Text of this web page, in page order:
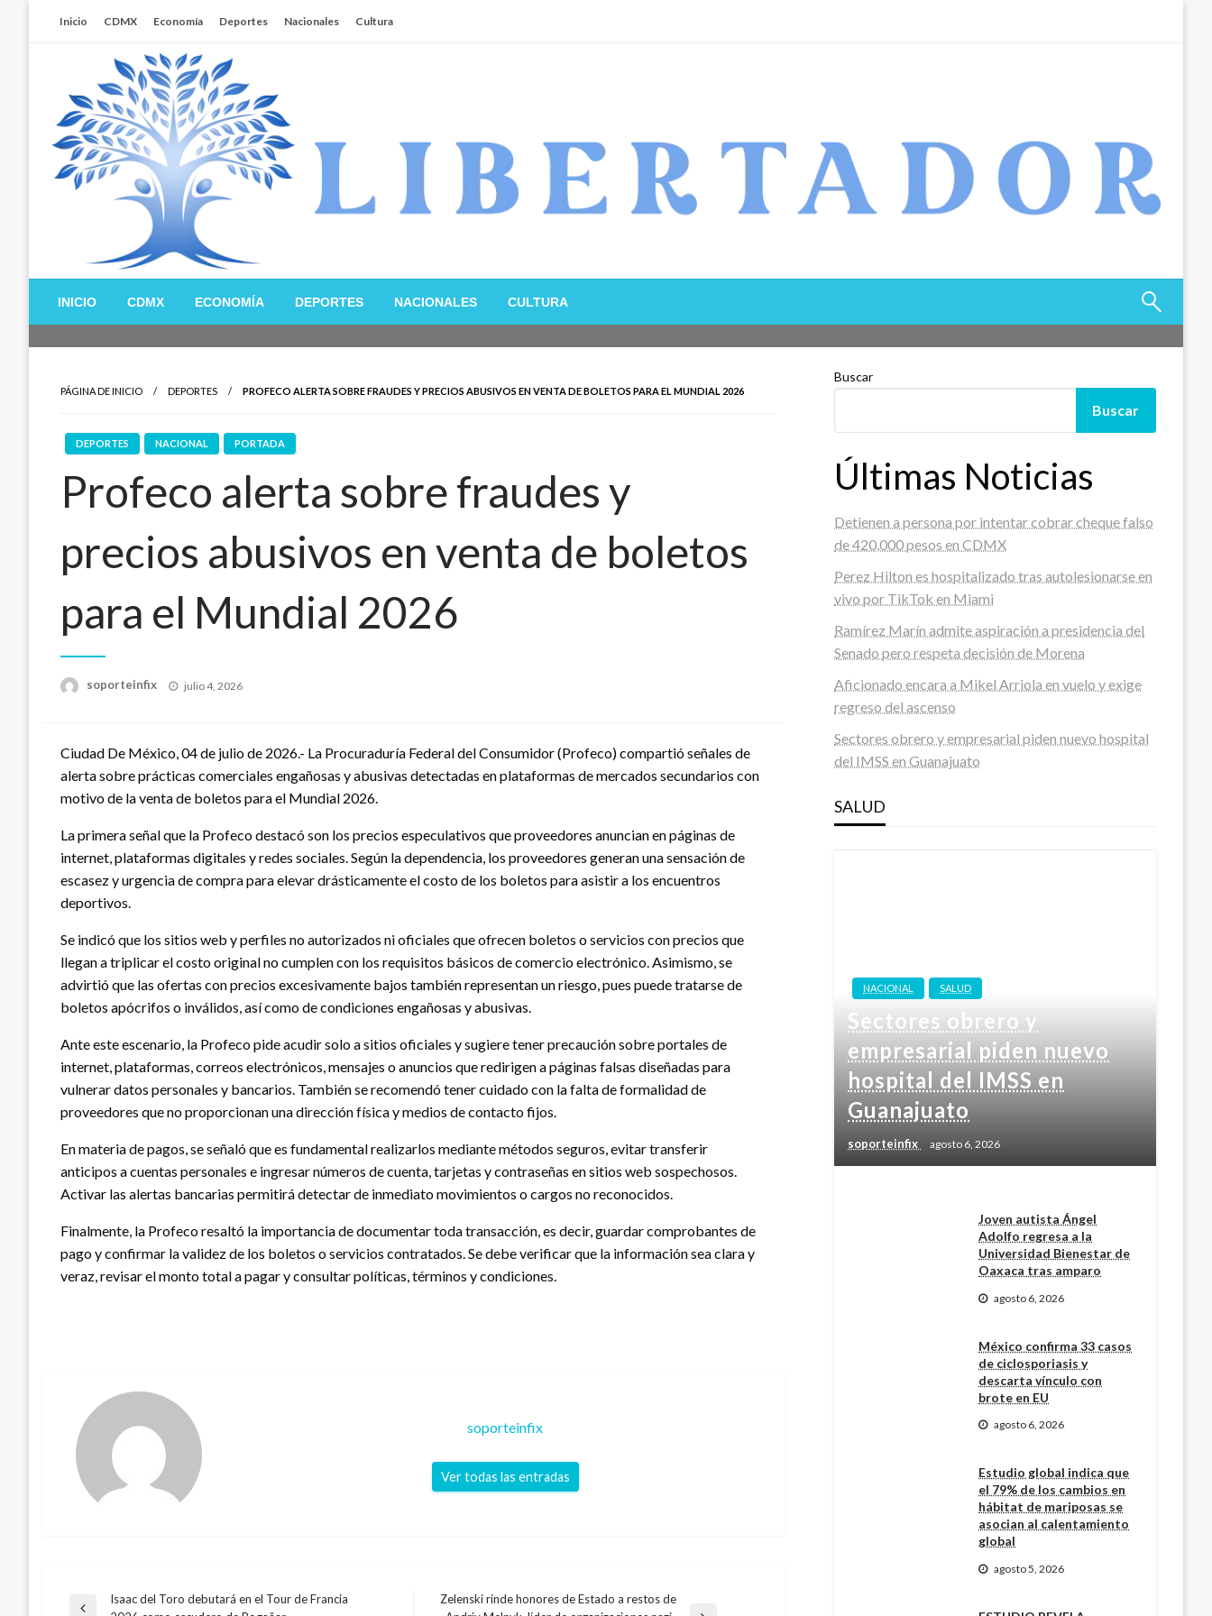
Inicio CDMX Economía Deportes Nacionales Cultura
Libertador MX
INICIO CDMX ECONOMÍA DEPORTES NACIONALES CULTURA
PÁGINA DE INICIO DEPORTES PROFECO ALERTA SOBRE FRAUDES Y PRECIOS ABUSIVOS EN VENTA DE BOLETOS PARA EL MUNDIAL 2026
DEPORTES NACIONAL PORTADA
Profeco alerta sobre fraudes y
precios abusivos en venta de boletos
para el Mundial 2026
soporteinfix
Publicado
julio 4, 2026
Ciudad De México, 04 de julio de 2026.- La Procuraduría Federal del Consumidor (Profeco) compartió señales de
alerta sobre prácticas comerciales engañosas y abusivas detectadas en plataformas de mercados secundarios con
motivo de la venta de boletos para el Mundial 2026.
La primera señal que la Profeco destacó son los precios especulativos que proveedores anuncian en páginas de
internet, plataformas digitales y redes sociales. Según la dependencia, los proveedores generan una sensación de
escasez y urgencia de compra para elevar drásticamente el costo de los boletos para asistir a los encuentros
deportivos.
Se indicó que los sitios web y perfiles no autorizados ni oficiales que ofrecen boletos o servicios con precios que
llegan a triplicar el costo original no cumplen con los requisitos básicos de comercio electrónico. Asimismo, se
advirtió que las ofertas con precios excesivamente bajos también representan un riesgo, pues puede tratarse de
boletos apócrifos o inválidos, así como de condiciones engañosas y abusivas.
Ante este escenario, la Profeco pide acudir solo a sitios oficiales y sugiere tener precaución sobre portales de
internet, plataformas, correos electrónicos, mensajes o anuncios que redirigen a páginas falsas diseñadas para
vulnerar datos personales y bancarios. También se recomendó tener cuidado con la falta de formalidad de
proveedores que no proporcionan una dirección física y medios de contacto fijos.
En materia de pagos, se señaló que es fundamental realizarlos mediante métodos seguros, evitar transferir
anticipos a cuentas personales e ingresar números de cuenta, tarjetas y contraseñas en sitios web sospechosos.
Activar las alertas bancarias permitirá detectar de inmediato movimientos o cargos no reconocidos.
Finalmente, la Profeco resaltó la importancia de documentar toda transacción, es decir, guardar comprobantes de
pago y confirmar la validez de los boletos o servicios contratados. Se debe verificar que la información sea clara y
veraz, revisar el monto total a pagar y consultar políticas, términos y condiciones.
soporteinfix
Ver todas las entradas
Isaac del Toro debutará en el Tour de Francia
Zelenski rinde honores de Estado a restos de
Buscar
Buscar
Últimas Noticias
Detienen a persona por intentar cobrar cheque falso
de 420,000 pesos en CDMX
Perez Hilton es hospitalizado tras autolesionarse en
vivo por TikTok en Miami
Ramírez Marín admite aspiración a presidencia del
Senado pero respeta decisión de Morena
Aficionado encara a Mikel Arriola en vuelo y exige
regreso del ascenso
Sectores obrero y empresarial piden nuevo hospital
del IMSS en Guanajuato
SALUD
NACIONAL SALUD
Sectores obrero y
empresarial piden nuevo
hospital del IMSS en
Guanajuato
soporteinfix agosto 6, 2026
Joven autista Ángel
Adolfo regresa a la
Universidad Bienestar de
Oaxaca tras amparo
agosto 6, 2026
México confirma 33 casos
de ciclosporiasis y
descarta vínculo con
brote en EU
agosto 6, 2026
Estudio global indica que
el 79% de los cambios en
hábitat de mariposas se
asocian al calentamiento
global
agosto 5, 2026